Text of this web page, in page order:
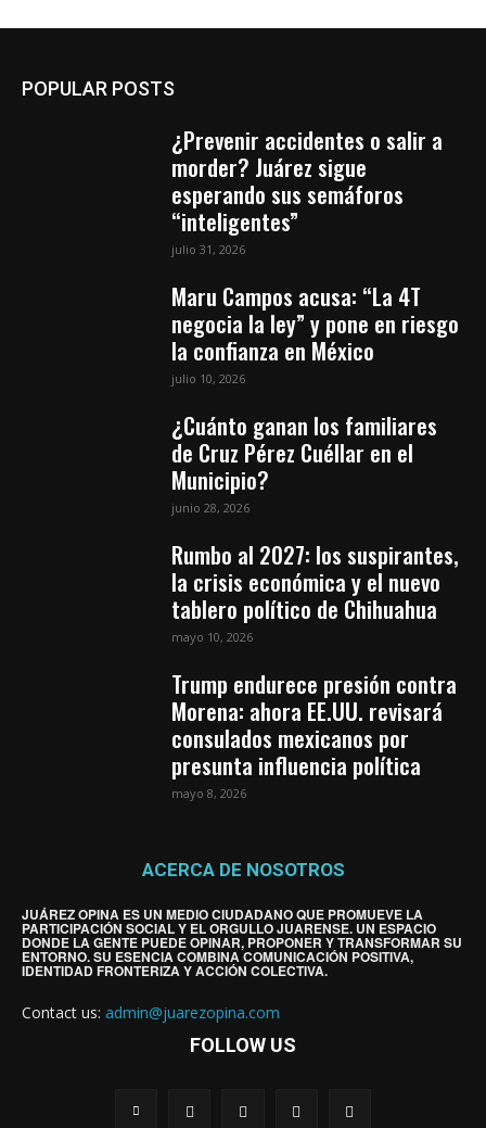
POPULAR POSTS
¿Prevenir accidentes o salir a
morder? Juárez sigue
esperando sus semáforos
“inteligentes”
julio 31, 2026
Maru Campos acusa: “La 4T
negocia la ley” y pone en riesgo
la confianza en México
julio 10, 2026
¿Cuánto ganan los familiares
de Cruz Pérez Cuéllar en el
Municipio?
junio 28, 2026
Rumbo al 2027: los suspirantes,
la crisis económica y el nuevo
tablero político de Chihuahua
mayo 10, 2026
Trump endurece presión contra
Morena: ahora EE.UU. revisará
consulados mexicanos por
presunta influencia política
mayo 8, 2026
ACERCA DE NOSOTROS
JUÁREZ OPINA ES UN MEDIO CIUDADANO QUE PROMUEVE LA
PARTICIPACIÓN SOCIAL Y EL ORGULLO JUARENSE. UN ESPACIO
DONDE LA GENTE PUEDE OPINAR, PROPONER Y TRANSFORMAR SU
ENTORNO. SU ESENCIA COMBINA COMUNICACIÓN POSITIVA,
IDENTIDAD FRONTERIZA Y ACCIÓN COLECTIVA.
Contact us: admin@juarezopina.com
FOLLOW US